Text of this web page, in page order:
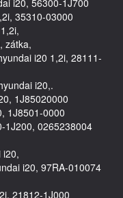
35310-03000
zátka,
i20 1,2i, 28111-
i20,.
1J85020000
1J8501-0000
1J200, 0265238004
i20,
i20, 97RA-010074
21812-1J000